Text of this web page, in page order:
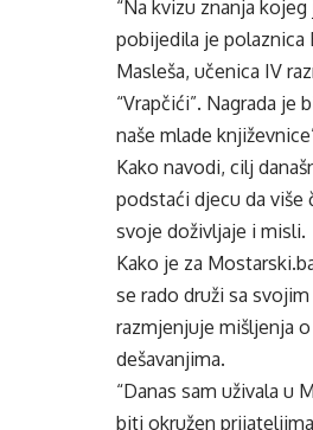
“Na kvizu znanja
pobijedila je polaznica
Masleša, učenica IV
“Vrapčići”. Nagrada je
naše mlade
Kako navodi, cilj
podstaći djecu da više
svoje doživljaje i misli.
Kako je za
se rado druži sa
razmjenjuje mišljenja
dešavanjima.
“Danas sam uživala u
biti okružen